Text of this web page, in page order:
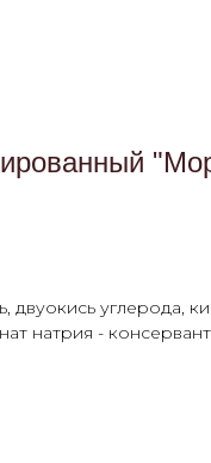
двуокись углерода,
натрия -